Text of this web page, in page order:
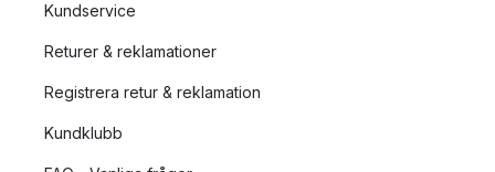
Kundservice
Returer & reklamationer
Registrera retur & reklamation
Kundklubb